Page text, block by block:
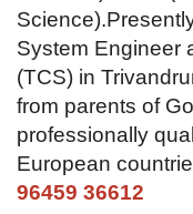
Science).
System Engineer
(TCS) in
from parents of
professionally
European
96459 36612